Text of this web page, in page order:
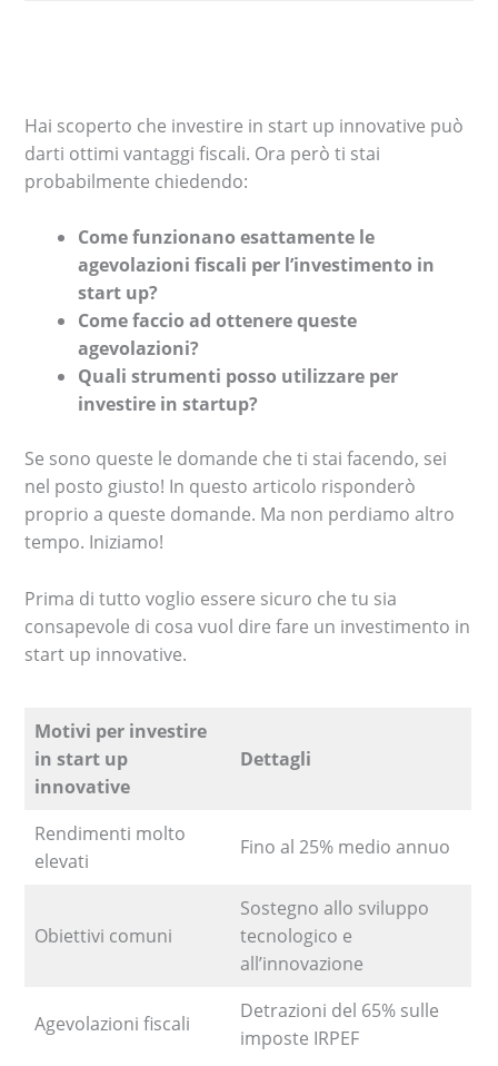
Hai scoperto che investire in start up innovative può
darti ottimi vantaggi fiscali. Ora però ti stai
probabilmente chiedendo:
Come funzionano esattamente le
agevolazioni fiscali per l’investimento in
start up?
Come faccio ad ottenere queste
agevolazioni?
Quali strumenti posso utilizzare per
investire in startup?
Se sono queste le domande che ti stai facendo, sei
nel posto giusto! In questo articolo risponderò
proprio a queste domande. Ma non perdiamo altro
tempo. Iniziamo!
Prima di tutto voglio essere sicuro che tu sia
consapevole di cosa vuol dire fare un investimento in
start up innovative.
Motivi per investire
in start up
innovative
Dettagli
Rendimenti molto
elevati
Fino al 25% medio annuo
Obiettivi comuni
Sostegno allo sviluppo
tecnologico e
all’innovazione
Agevolazioni fiscali
Detrazioni del 65% sulle
imposte IRPEF